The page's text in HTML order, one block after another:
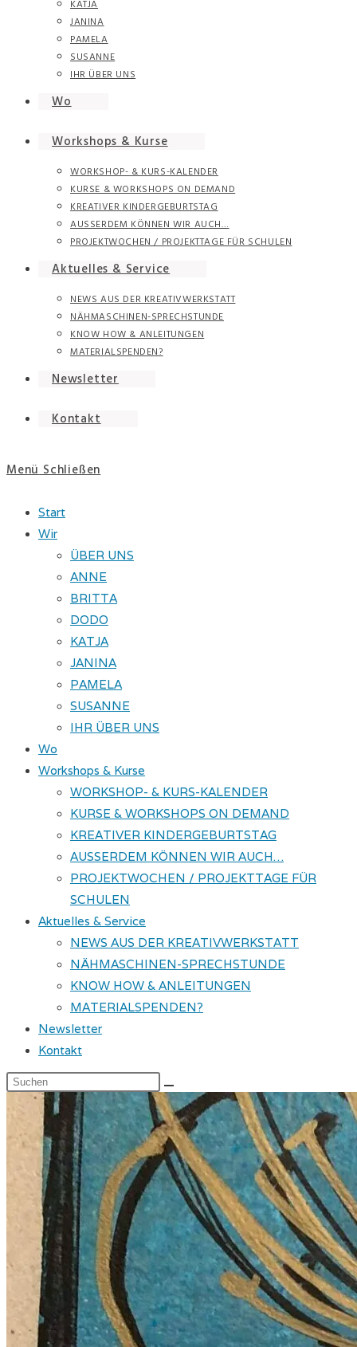
KATJA
JANINA
PAMELA
SUSANNE
IHR ÜBER UNS
Wo
Workshops & Kurse
WORKSHOP- & KURS-KALENDER
KURSE & WORKSHOPS ON DEMAND
KREATIVER KINDERGEBURTSTAG
AUSSERDEM KÖNNEN WIR AUCH…
PROJEKTWOCHEN / PROJEKTTAGE FÜR SCHULEN
Aktuelles & Service
NEWS AUS DER KREATIVWERKSTATT
NÄHMASCHINEN-SPRECHSTUNDE
KNOW HOW & ANLEITUNGEN
MATERIALSPENDEN?
Newsletter
Kontakt
Menü Schließen
Start
Wir
ÜBER UNS
ANNE
BRITTA
DODO
KATJA
JANINA
PAMELA
SUSANNE
IHR ÜBER UNS
Wo
Workshops & Kurse
WORKSHOP- & KURS-KALENDER
KURSE & WORKSHOPS ON DEMAND
KREATIVER KINDERGEBURTSTAG
AUSSERDEM KÖNNEN WIR AUCH…
PROJEKTWOCHEN / PROJEKTTAGE FÜR
SCHULEN
Aktuelles & Service
NEWS AUS DER KREATIVWERKSTATT
NÄHMASCHINEN-SPRECHSTUNDE
KNOW HOW & ANLEITUNGEN
MATERIALSPENDEN?
Newsletter
Kontakt